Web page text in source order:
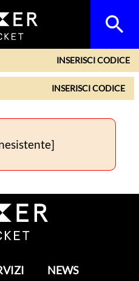
INSERISCI CODICE
INSERISCI CODICE
NEWS